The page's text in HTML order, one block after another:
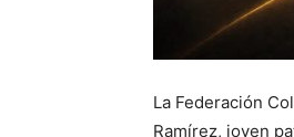
La Federación
Ramírez, joven